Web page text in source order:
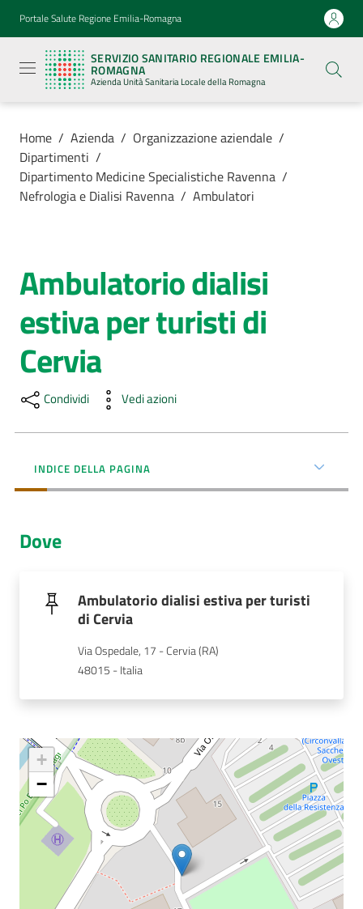
Vai al contenuto
Vai alla navigazione
Vai al footer
Portale Salute Regione Emilia-Romagna
SERVIZIO SANITARIO REGIONALE EMILIA-
ROMAGNA
Azienda Unità Sanitaria Locale della Romagna
Sanitario
Regionale
Emilia-
Romagna
Azienda
Sanitaria
Locale della
Romagna
Servizi
Luoghi
di
cura
Menu selezionato
AUSL
Comunica
Carta
Dedicato
e
Seguici
su
Home / Azienda / Organizzazione aziendale /
Dipartimenti /
Dipartimento Medicine Specialistiche Ravenna /
Nefrologia e Dialisi Ravenna / Ambulatori
Salta al contenuto
Ambulatorio dialisi
estiva per turisti di
Cervia
Condividi Vedi azioni
INDICE DELLA PAGINA
Dove
Ambulatorio dialisi estiva per turisti
di Cervia
Via Ospedale, 17 - Cervia (RA)
48015 - Italia
+
−